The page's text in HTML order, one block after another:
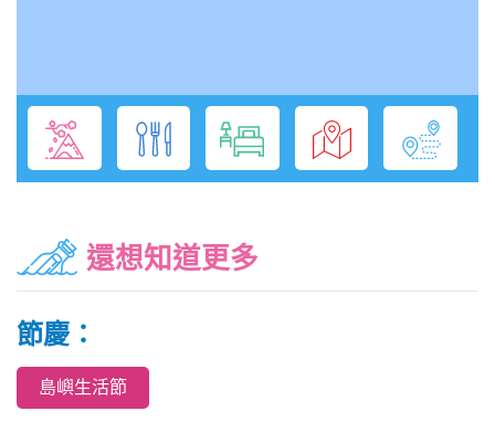
還想知道更多
節慶：
島嶼生活節